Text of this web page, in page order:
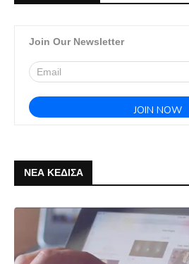
Join Our Newsletter
ΝΕΑ ΚΕΔΙΣΑ